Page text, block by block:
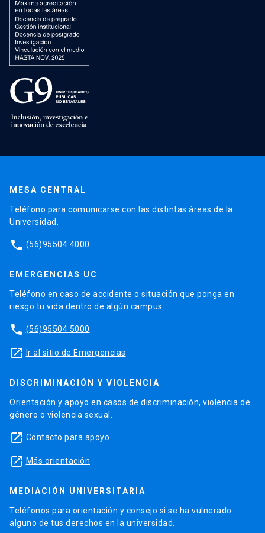
MESA CENTRAL
Teléfono para comunicarse con las distintas áreas de la
Universidad.
phone (56)95504 4000
EMERGENCIAS UC
Teléfono en caso de accidente o situación que ponga en
riesgo tu vida dentro de algún campus.
phone (56)95504 5000
launch Ir al sitio de Emergencias
DISCRIMINACIÓN Y VIOLENCIA
Orientación y apoyo en casos de discriminación, violencia de
género o violencia sexual.
launch Contacto para apoyo
launch Más orientación
MEDIACIÓN UNIVERSITARIA
Teléfonos para orientación y consejo si se ha vulnerado
alguno de tus derechos en la universidad.